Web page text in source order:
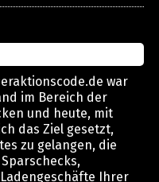
war
im Bereich der
und heute, mit
das Ziel gesetzt,
zu gelangen, die
Ihrer